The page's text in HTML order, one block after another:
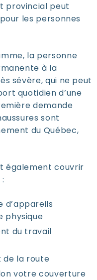
provincial peut
les personnes
la personne
à la
sévère, qui ne peut
quotidien d’une
demande
sont
du Québec,
également couvrir
d’appareils
physique
du travail
de la route
votre couverture